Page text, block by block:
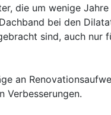
die um wenige
bei den
sind, auch
an
Verbesserungen.